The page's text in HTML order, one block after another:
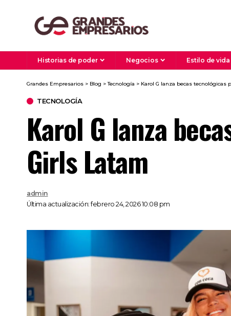
Historias de poder Negocios Estilo de vida
Grandes Empresarios > Blog >Tecnología > Karol G lanza becas tecnológicas
TECNOLOGÍA
Karol G lanza
Girls Latam
Última actualización: febrero 24, 2026 10:08 pm
admin